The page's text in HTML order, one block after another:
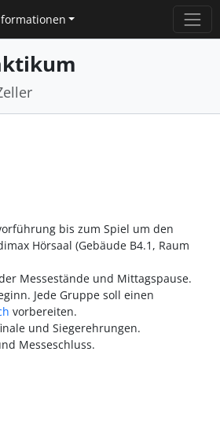
bis zum Spiel um den
Hörsaal (Gebäude B4.1, Raum
Messestände und Mittagspause.
Jede Gruppe soll einen
vorbereiten.
und Siegerehrungen.
Messeschluss.